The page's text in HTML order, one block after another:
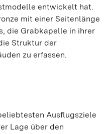
entwickelt hat.
mit einer Seitenlänge
die Grabkapelle in ihrer
Struktur der
zu erfassen.
Ausflugsziele
Lage über den